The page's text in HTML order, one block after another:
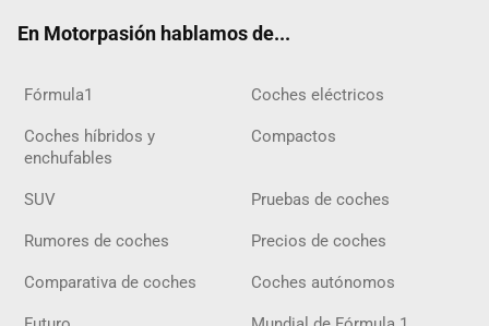
En Motorpasión hablamos de...
Fórmula1 Coches eléctricos
Coches híbridos y
enchufables
Compactos
SUV Pruebas de coches
Rumores de coches Precios de coches
Comparativa de coches Coches autónomos